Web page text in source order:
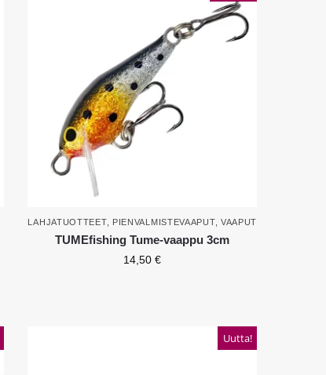
LAHJATUOTTEET, PIENVALMISTEVAAPUT, VAAPUT
TUMEfishing Tume-vaappu 3cm
14,50€
Uutta!